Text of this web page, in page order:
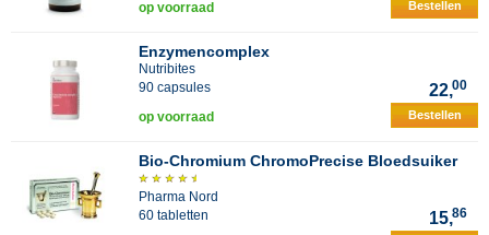
op voorraad Bestellen
Enzymencomplex
Nutribites
90 capsules
22,00
op voorraad Bestellen
Bio-Chromium ChromoPrecise Bloedsuiker
Pharma Nord
60 tabletten
15,86